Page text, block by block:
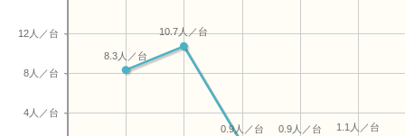
4人／台
8人／台
12人／台
1.1人／台
0.9人／台
0.9人／台
10.7人／台
8.3人／台